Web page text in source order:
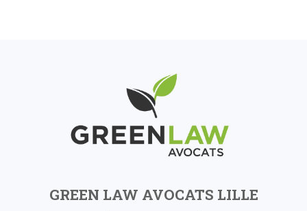
GREEN LAW AVOCATS LILLE